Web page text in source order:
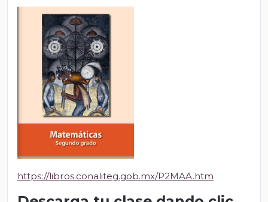
https://libros.conaliteg.gob.mx/P2MAA.htm